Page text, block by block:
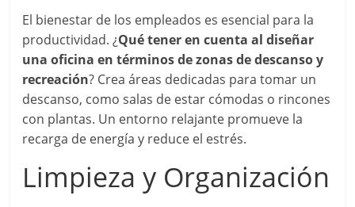
El bienestar de los empleados es esencial para la
productividad. ¿Qué tener en cuenta al diseñar
una oficina en términos de zonas de descanso y
recreación? Crea áreas dedicadas para tomar un
descanso, como salas de estar cómodas o rincones
con plantas. Un entorno relajante promueve la
recarga de energía y reduce el estrés.
Limpieza y Organización